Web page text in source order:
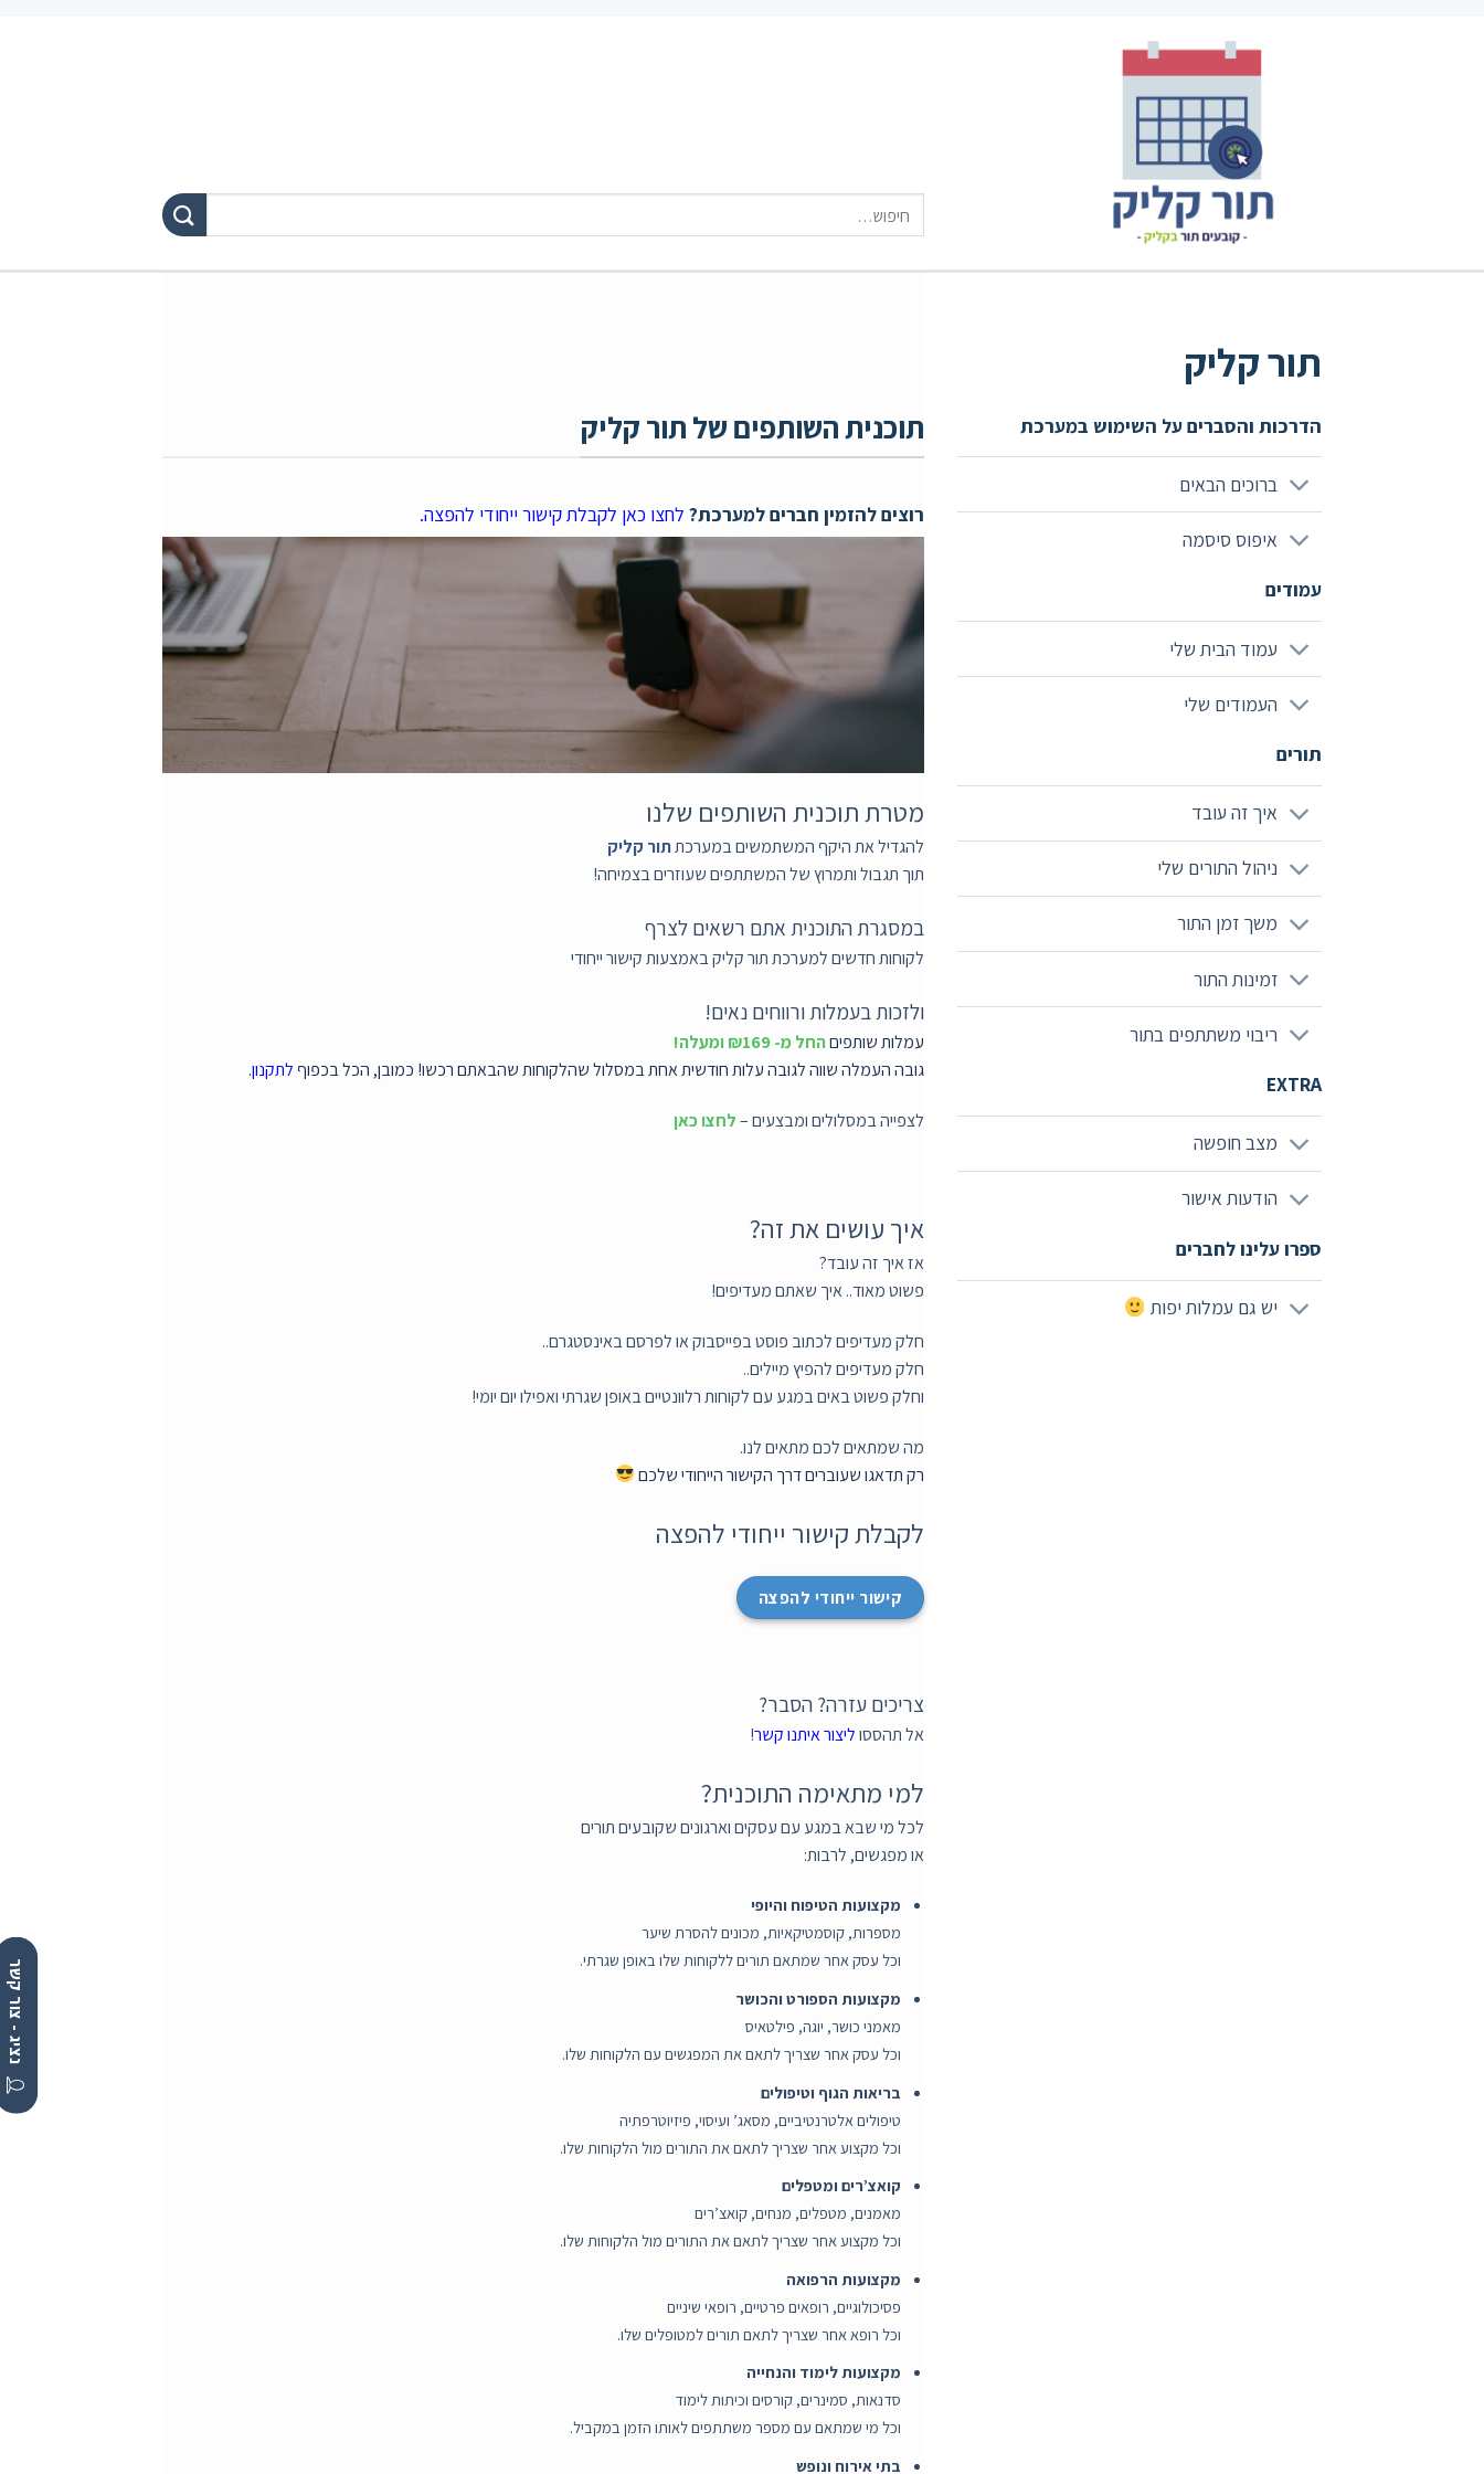
עבור:
תור קליק
הדרכות והסברים על השימוש במערכת
ברוכים הבאים
איפוס סיסמה
עמודים
עמוד הבית שלי
העמודים שלי
תורים
איך זה עובד
ניהול התורים שלי
משך זמן התור
זמינות התור
ריבוי משתתפים בתור
EXTRA
מצב חופשה
הודעות אישור
ספרו עלינו לחברים
יש גם עמלות יפות
תוכנית השותפים של תור קליק
רוצים להזמין חברים למערכת? לחצו כאן לקבלת קישור ייחודי להפצה.
מטרת תוכנית השותפים שלנו
להגדיל את היקף המשתמשים במערכתתור קליק
תוך תגבול ותמרוץ של המשתתפים שעוזרים בצמיחה!
במסגרת התוכנית אתם רשאים לצרף
לקוחות חדשים למערכת תור קליק באמצעות קישור ייחודי
ולזכות בעמלות ורווחים נאים!
עמלות שותפיםהחל מ- ₪169 ומעלה!
גובה העמלה שווה לגובה עלות חודשית אחת במסלול שהלקוחותשהבאתם רכשו! כמובן, הכל בכפוףלתקנון.
לצפייה במסלולים ומבצעים –לחצו כאן
איך עושים את זה?
אז איך זה עובד?
פשוט מאוד.. איך שאתם מעדיפים!
חלק מעדיפים לכתוב פוסט בפייסבוק או לפרסם באינסטגרם..
חלק מעדיפים להפיץ מיילים..
וחלק פשוט באים במגע עם לקוחות רלוונטיים באופן שגרתי ואפילו יום יומי!
מה שמתאים לכם מתאים לנו.
רק תדאגו שעוברים דרך הקישור הייחודי שלכם
לקבלת קישור ייחודי להפצה
קישור ייחודי להפצה
צריכים עזרה? הסבר?
אל תהססוליצור איתנו קשר!
למי מתאימה התוכנית?
לכל מי שבא במגע עם עסקים וארגונים שקובעים תורים
או מפגשים, לרבות:
מקצועות הטיפוח והיופי
מספרות, קוסמטיקאיות, מכונים להסרת שיער
וכל עסק אחר שמתאם תורים ללקוחות שלו באופן שגרתי.
מקצועות הספורט והכושר
מאמני כושר, יוגה, פילטאיס
וכל עסק אחר שצריך לתאם את המפגשים עם הלקוחות שלו.
בריאות הגוף וטיפולים
טיפולים אלטרנטיביים, מסאג’ ועיסוי, פיזיוטרפתיה
וכל מקצוע אחר שצריך לתאם את התורים מול הלקוחות שלו.
קואצ’רים ומטפלים
מאמנים, מטפלים, מנחים, קואצ’רים
וכל מקצוע אחר שצריך לתאם את התורים מול הלקוחות שלו.
מקצועות הרפואה
פסיכולוגיים, רופאים פרטיים, רופאי שיניים
וכל רופא אחר שצריך לתאם תורים למטופלים שלו.
מקצועות לימוד והנחייה
סדנאות, סמינרים, קורסים וכיתות לימוד
וכל מי שמתאם עם מספר משתתפים לאותו הזמן במקביל.
בתי אירוח ונופש
נציג - צור קשר